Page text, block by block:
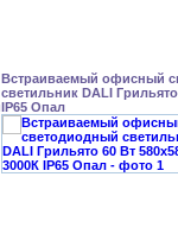
Встраиваемый офисный
светильник DALI
IP65 Опал